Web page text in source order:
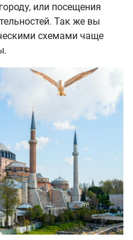
или посещения
Так же вы
схемами чаще